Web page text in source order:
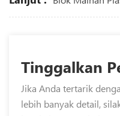
Tinggalkan
Jika Anda tertarik
lebih banyak detail,